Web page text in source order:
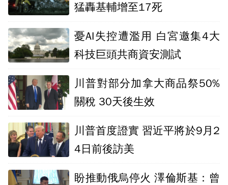
猛轟基輔增至17死
憂AI失控遭濫用 白宮邀集4大
科技巨頭共商資安測試
川普對部分加拿大商品祭50%
關稅 30天後生效
川普首度證實 習近平將於9月2
4日前後訪美
盼推動俄烏停火 澤倫斯基：曾